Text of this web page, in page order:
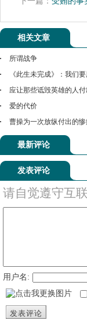
相关文章
所谓战争
《此生未完成》：我们
应让那些诋毁英雄的人
爱的代价
曹操为一次放纵付出的
最新评论
发表评论
请自觉遵守互
用户名:
发表评论